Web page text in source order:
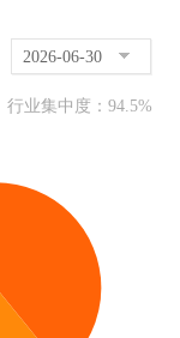
2026-06-30
行业集中度： 94.5%